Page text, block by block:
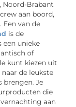
Noord-Brabant
aan boord,
van de
is de
unieke
of
kunt kiezen uit
de leukste
brengen. Je
die
aan